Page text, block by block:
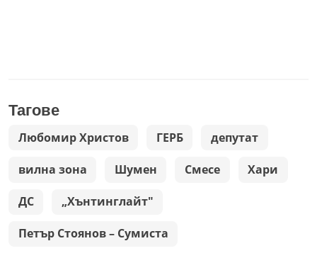
Тагове
Любомир Христов ГЕРБ депутат
вилна зона Шумен Смесе Хари
ДС „Хънтинглайт"
Петър Стоянов – Сумиста